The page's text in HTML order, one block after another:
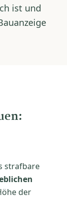
ist und
strafbare
der